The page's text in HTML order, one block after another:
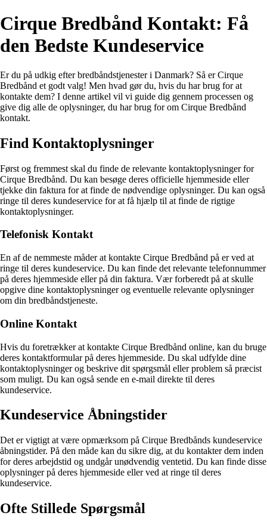
Cirque Bredbånd Kontakt: Få
den Bedste Kundeservice
Er du på udkig efter bredbåndstjenester i Danmark? Så er Cirque
Bredbånd et godt valg! Men hvad gør du, hvis du har brug for at
kontakte dem? I denne artikel vil vi guide dig gennem processen og
give dig alle de oplysninger, du har brug for om Cirque Bredbånd
kontakt.
Find Kontaktoplysninger
Først og fremmest skal du finde de relevante kontaktoplysninger for
Cirque Bredbånd. Du kan besøge deres officielle hjemmeside eller
tjekke din faktura for at finde de nødvendige oplysninger. Du kan også
ringe til deres kundeservice for at få hjælp til at finde de rigtige
kontaktoplysninger.
Telefonisk Kontakt
En af de nemmeste måder at kontakte Cirque Bredbånd på er ved at
ringe til deres kundeservice. Du kan finde det relevante telefonnummer
på deres hjemmeside eller på din faktura. Vær forberedt på at skulle
opgive dine kontaktoplysninger og eventuelle relevante oplysninger
om din bredbåndstjeneste.
Online Kontakt
Hvis du foretrækker at kontakte Cirque Bredbånd online, kan du bruge
deres kontaktformular på deres hjemmeside. Du skal udfylde dine
kontaktoplysninger og beskrive dit spørgsmål eller problem så præcist
som muligt. Du kan også sende en e-mail direkte til deres
kundeservice.
Kundeservice Åbningstider
Det er vigtigt at være opmærksom på Cirque Bredbånds kundeservice
åbningstider. På den måde kan du sikre dig, at du kontakter dem inden
for deres arbejdstid og undgår unødvendig ventetid. Du kan finde disse
oplysninger på deres hjemmeside eller ved at ringe til deres
kundeservice.
Ofte Stillede Spørgsmål